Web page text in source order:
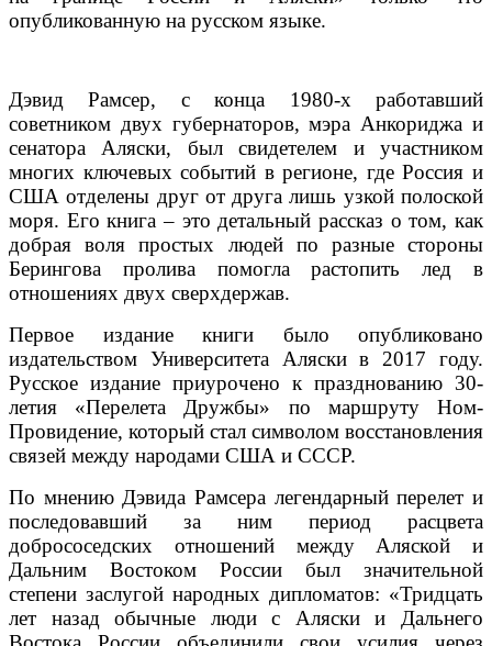
опубликованную на русском языке.
Дэвид Рамсер, с конца 1980-х работавший
советником двух губернаторов, мэра Анкориджа и
сенатора Аляски, был свидетелем и участником
многих ключевых событий в регионе, где Россия и
США отделены друг от друга лишь узкой полоской
моря. Его книга – это детальный рассказ о том, как
добрая воля простых людей по разные стороны
Берингова пролива помогла растопить лед в
отношениях двух сверхдержав.
Первое издание книги было опубликовано
издательством Университета Аляски в 2017 году.
Русское издание приурочено к празднованию 30-
летия «Перелета Дружбы» по маршруту Ном-
Провидение, который стал символом восстановления
связей между народами США и СССР.
По мнению Дэвида Рамсера легендарный перелет и
последовавший за ним период расцвета
добрососедских отношений между Аляской и
Дальним Востоком России был значительной
степени заслугой народных дипломатов: «Тридцать
лет назад обычные люди с Аляски и Дальнего